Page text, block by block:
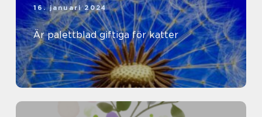
16. januari 2024
Är palettblad giftiga för katter